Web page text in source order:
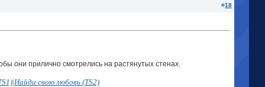
#18
они прилично смотрелись на растянутых стенах.
|Найди свою любовь (TS2)